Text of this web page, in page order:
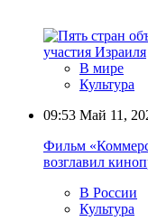
В мире
Культура
09:53 Май 11,
Фильм
возглавил
В России
Культура